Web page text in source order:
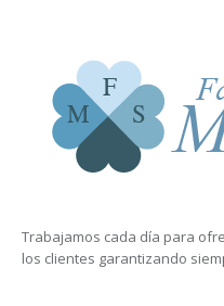
Trabajamos cada día para
los clientes garantizando